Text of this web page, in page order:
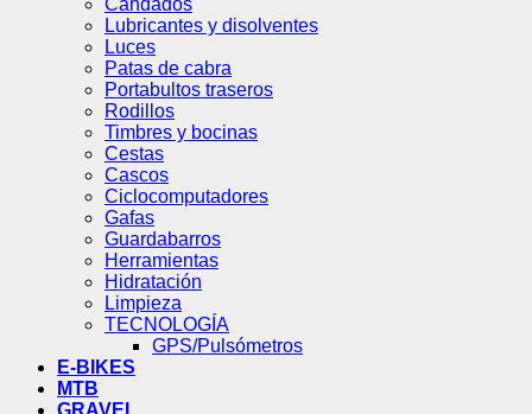
Lubricantes y disolventes
Luces
Patas de cabra
Portabultos traseros
Rodillos
Timbres y bocinas
Cestas
Cascos
Ciclocomputadores
Gafas
Guardabarros
Herramientas
Hidratación
Limpieza
TECNOLOGÍA
GPS/Pulsómetros
E-BIKES
MTB
GRAVEL